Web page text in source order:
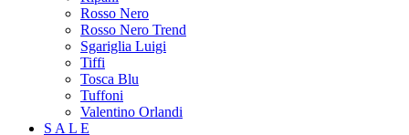
Rosso Nero
Rosso Nero Trend
Sgariglia Luigi
Tiffi
Tosca Blu
Tuffoni
Valentino Orlandi
S A L E